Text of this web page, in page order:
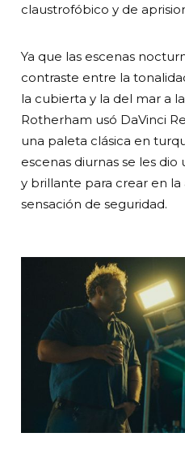
claustrofóbico y de
Ya que las escenas
contraste entre la
la cubierta y la del mar a
Rotherham usó DaVinci
una paleta clásica en
escenas diurnas se les
y brillante para crear en la
sensación de seguridad.